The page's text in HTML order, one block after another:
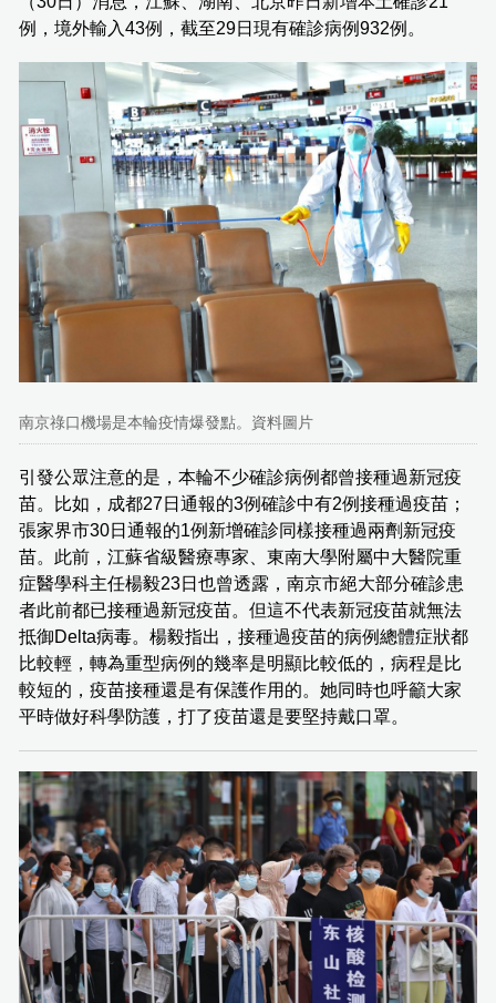
例，境外輸入43例，截至29日現有確診病例932例。
南京祿口機場是本輪疫情爆發點。資料圖片
引發公眾注意的是，本輪不少確診病例都曾接種過新冠疫
苗。比如，成都27日通報的3例確診中有2例接種過疫苗；
張家界市30日通報的1例新增確診同樣接種過兩劑新冠疫
苗。此前，江蘇省級醫療專家、東南大學附屬中大醫院重
症醫學科主任楊毅23日也曾透露，南京市絕大部分確診患
者此前都已接種過新冠疫苗。但這不代表新冠疫苗就無法
抵御Delta病毒。楊毅指出，接種過疫苗的病例總體症狀都
比較輕，轉為重型病例的幾率是明顯比較低的，病程是比
較短的，疫苗接種還是有保護作用的。她同時也呼籲大家
平時做好科學防護，打了疫苗還是要堅持戴口罩。